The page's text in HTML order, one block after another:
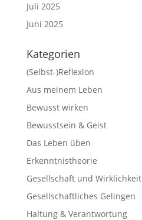
Juli 2025
Juni 2025
Kategorien
(Selbst-)Reflexion
Aus meinem Leben
Bewusst wirken
Bewusstsein & Geist
Das Leben üben
Erkenntnistheorie
Gesellschaft und Wirklichkeit
Gesellschaftliches Gelingen
Haltung & Verantwortung